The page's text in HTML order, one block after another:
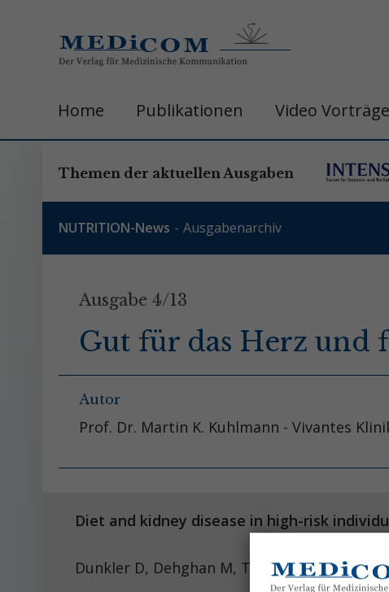
Home Publikationen Video Vorträge
Themen der aktuellen Ausgaben
NUTRITION-News Ausgabenarchiv
Ausgabe 4/13
Gut für das Herz und
Autor
Prof. Dr. Martin K. Kuhlmann - Vivantes
Diet and kidney disease in high-risk
Dunkler D, Dehghan M,